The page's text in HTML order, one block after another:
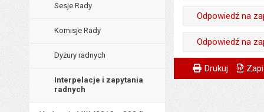
Sesje Rady
Komisje Rady
Dyżury radnych
Interpelacje i zapytania
radnych
Wytworzył:
Opublikował w BIP:
Data
Odpowiedź na
Wytworzył:
Data wytworzenia:
Opublikował w BIP:
Odpowiedź na
Wytworzył:
Data wytworzenia:
Metryczka
Wytworzył:
Powiadom
Drukuj